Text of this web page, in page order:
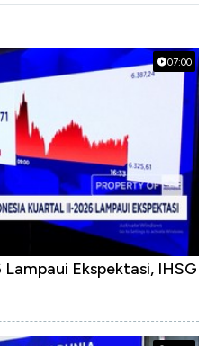
07:00
Ekspektasi, IHSG